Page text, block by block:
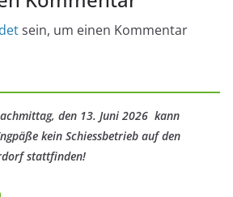
sein, um einen Kommentar
den 13. Juni 2026 kann
kein Schiessbetrieb auf den
stattfinden!